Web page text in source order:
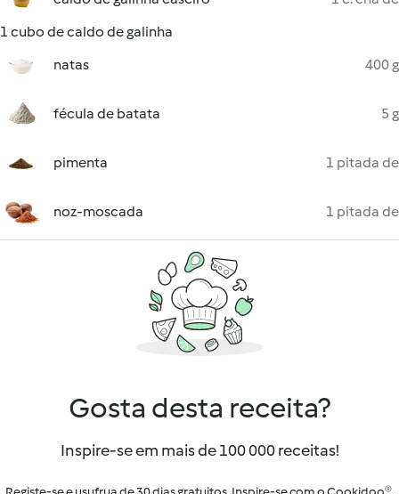
1 cubo de caldo de galinha
natas
400 g
fécula de batata 5 g
pimenta 1 pitada de
noz-moscada 1 pitada de
Gosta desta receita?
Inspire-se em mais de 100 000 receitas!